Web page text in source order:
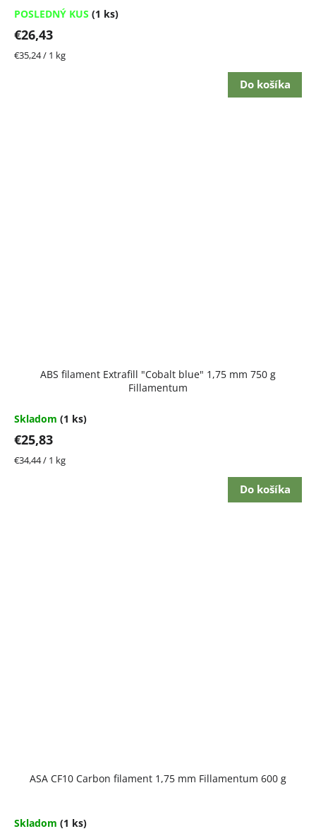
POSLEDNÝ KUS (1 ks)
€26,43
Jednotková
€35,24 / 1 kg
Do košíka
ABS filament Extrafill "Cobalt blue" 1,75 mm 750 g
Fillamentum
Skladom (1 ks)
€25,83
Jednotková
€34,44 / 1 kg
Do košíka
ASA CF10 Carbon filament 1,75 mm Fillamentum 600 g
Skladom (1 ks)